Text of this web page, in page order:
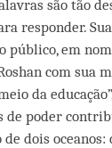
são tão
responder.
público, em
com sua
da
de poder
dois oceanos: